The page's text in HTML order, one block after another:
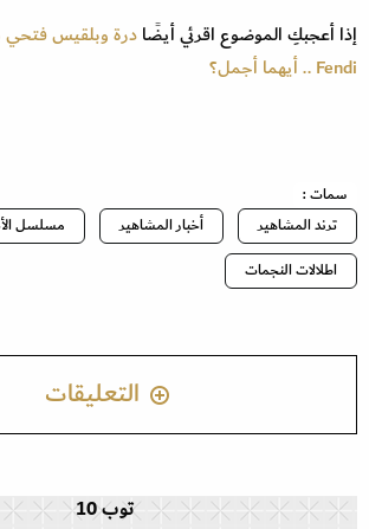
إذا أعجبكِ الموضوع اقرئي أيضًادرة وبلقيس
Fendi .. أيهما أجمل؟
سمات :
ترند المشاهير
أخبار المشاهير مسلسل
اطلالات النجمات
التعليقات
توب 10